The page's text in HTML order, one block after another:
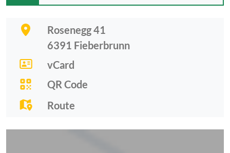
Rosenegg 41
6391 Fieberbrunn
vCard
QR Code
Route